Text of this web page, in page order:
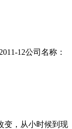
12公司名称：
变，从小时候到现